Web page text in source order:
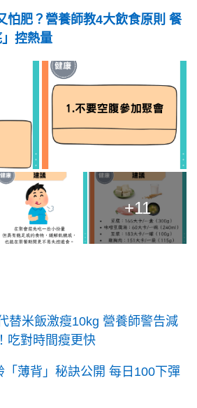
怕肥？營養師教4大飲食原則 餐
控熱量
+11
替米飯激瘦10kg 營養師警告減
吃對時間瘦更快
「薄背」秘訣公開 每日100下彈